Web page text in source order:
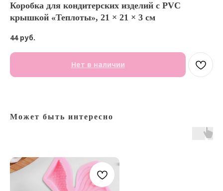
Коробка для кондитерских изделий с PVC
крышкой «Теплоты», 21 × 21 × 3 см
44 руб.
Нет в наличии
Может быть интересно